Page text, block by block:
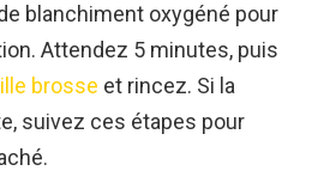
blanchiment oxygéné pour
Attendez 5 minutes, puis
brosse et rincez. Si la
suivez ces étapes pour